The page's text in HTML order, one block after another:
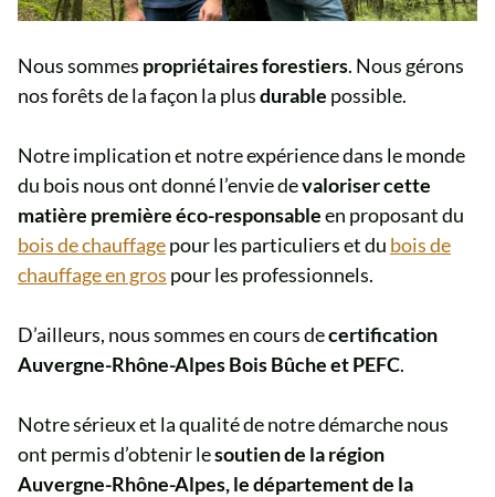
Nous sommes propriétaires forestiers. Nous gérons
nos forêts de la façon la plusdurable possible.
Notre implication et notre expérience dans le monde
du bois nous ont donné l’envie devaloriser cette
matière première éco-responsableen proposant du
bois de chauffagepour les particuliers et du bois de
chauffage en gros pour les professionnels.
D’ailleurs, nous sommes en cours decertification
Auvergne-Rhône-Alpes Bois Bûche et PEFC.
Notre sérieux et la qualité de notre démarche nous
ont permis d’obtenir lesoutien de la région
Auvergne-Rhône-Alpes, le département de la